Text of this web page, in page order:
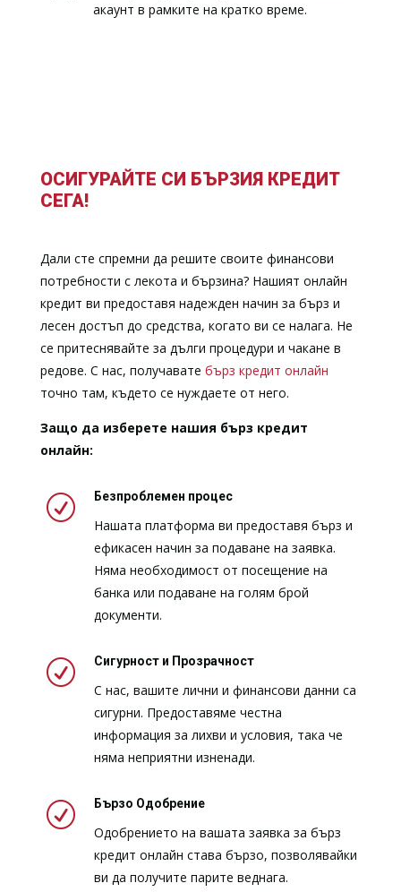
акаунт в рамките на кратко време.
ОСИГУРАЙТЕ СИ БЪРЗИЯ КРЕДИТ
СЕГА!
Дали сте спремни да решите своите финансови
потребности с лекота и бързина? Нашият онлайн
кредит ви предоставя надежден начин за бърз и
лесен достъп до средства, когато ви се налага. Не
се притеснявайте за дълги процедури и чакане в
редове. С нас, получавате бърз кредит онлайн
точно там, където се нуждаете от него.
Защо да изберете нашия бърз кредит
онлайн:
R Безпроблемен процес
Нашата платформа ви предоставя бърз и
ефикасен начин за подаване на заявка.
Няма необходимост от посещение на
банка или подаване на голям брой
документи.
R Сигурност и Прозрачност
С нас, вашите лични и финансови данни са
сигурни. Предоставяме честна
информация за лихви и условия, така че
няма неприятни изненади.
R Бързо Одобрение
Одобрението на вашата заявка за бърз
кредит онлайн става бързо, позволявайки
ви да получите парите веднага.